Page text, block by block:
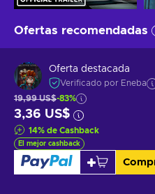
Ofertas recomendadas
Oferta destacada
Verificado por Eneba
19,99 US$-83%
3,36 US$
14% de Cashback
El mejor cashback